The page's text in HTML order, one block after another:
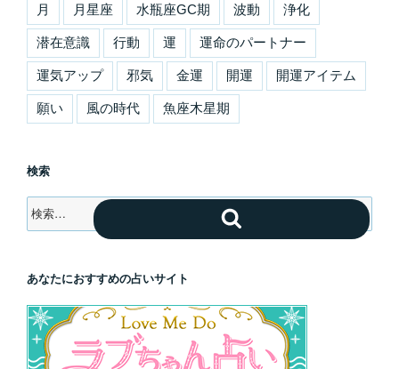
月 月星座 水瓶座GC期 波動 浄化
潜在意識 行動 運 運命のパートナー
運気アップ 邪気 金運 開運 開運アイテム
願い 風の時代 魚座木星期
検索
検
索:
索
あなたにおすすめの占いサイト